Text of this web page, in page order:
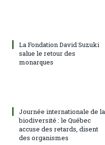
La Fondation David Suzuki
salue le retour des
monarques
Journée internationale de la
biodiversité : le Québec
accuse des retards, disent
des organismes